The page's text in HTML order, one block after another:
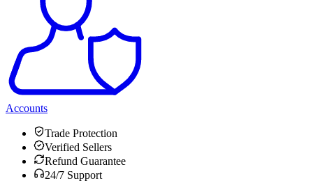
Accounts
Trade Protection
Verified Sellers
Refund Guarantee
24/7 Support